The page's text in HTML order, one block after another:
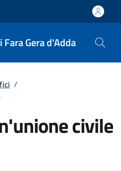
Fara Gera d'Adda
/
civile